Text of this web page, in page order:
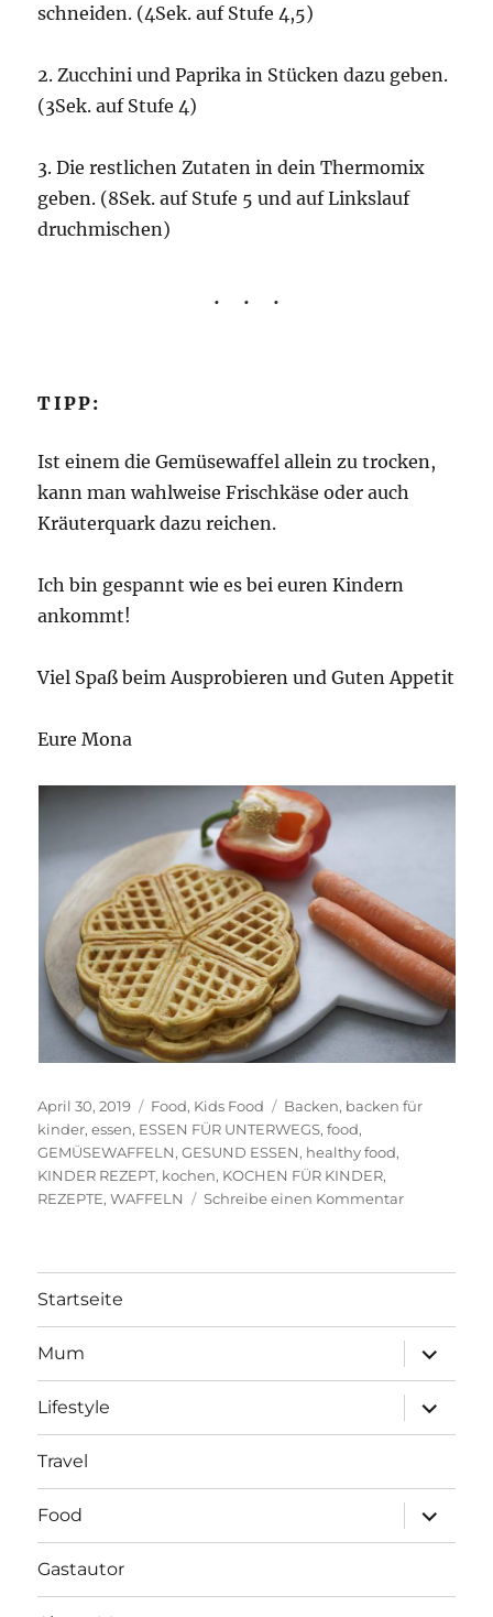
schneiden. (4Sek. auf Stufe 4,5)
2. Zucchini und Paprika in Stücken dazu geben.
(3Sek. auf Stufe 4)
3. Die restlichen Zutaten in dein Thermomix
geben. (8Sek. auf Stufe 5 und auf Linkslauf
druchmischen)
TIPP:
Ist einem die Gemüsewaffel allein zu trocken,
kann man wahlweise Frischkäse oder auch
Kräuterquark dazu reichen.
Ich bin gespannt wie es bei euren Kindern
ankommt!
Viel Spaß beim Ausprobieren und Guten Appetit
Eure Mona
Veröffentlicht
am
April 30, 2019 Kategorien
Food, Kids Food Schlagwörter
Backen, backen für
kinder,essen, ESSEN FÜR UNTERWEGS,food,
GEMÜSEWAFFELN,GESUND ESSEN, healthy food,
KINDER REZEPT, kochen, KOCHEN FÜR KINDER,
REZEPTE,WAFFELN Schreibe einen Kommentarzu
Startseite
Mum
öffnen
Lifestyle
öffnen
Travel
Food
öffnen
Gastautor